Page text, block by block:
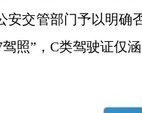
安交管部门予以明确
照”，C类驾驶证仅